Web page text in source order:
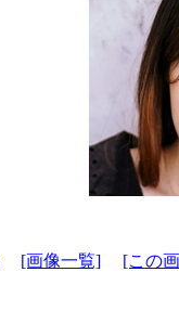
[画像一覧] [この